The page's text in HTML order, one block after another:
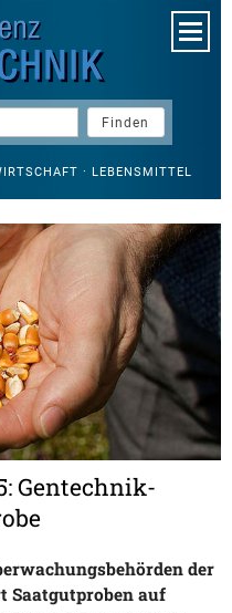
· LEBENSMITTEL
Gentechnik-
der
Saatgutproben auf